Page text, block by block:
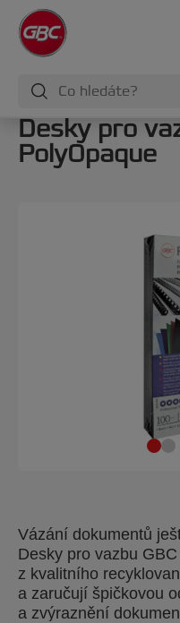
Desky pro
PolyOpaque
Vázání dokumentů
Desky pro vazbu
z kvalitního
a zaručují špičkovou
a zvýraznění